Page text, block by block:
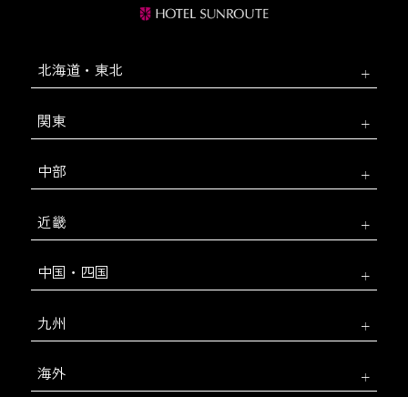
北海道・東北
関東
中部
近畿
中国・四国
九州
海外